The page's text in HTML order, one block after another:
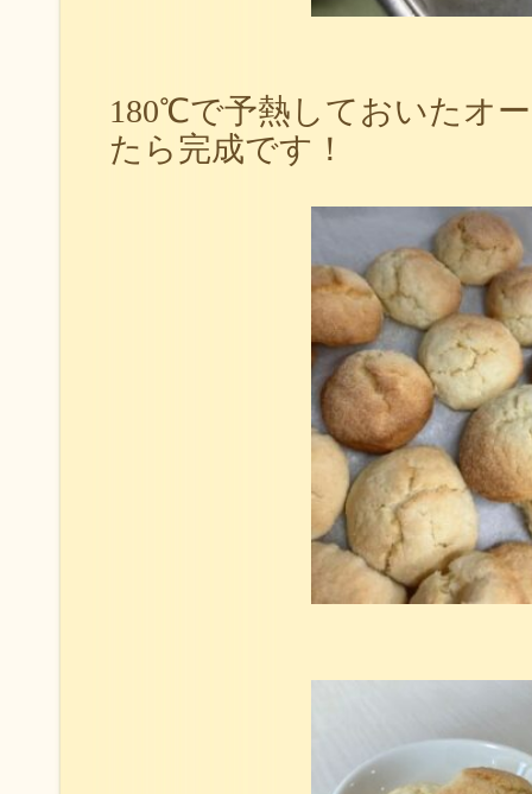
180℃で予熱しておいたオ
たら完成です！